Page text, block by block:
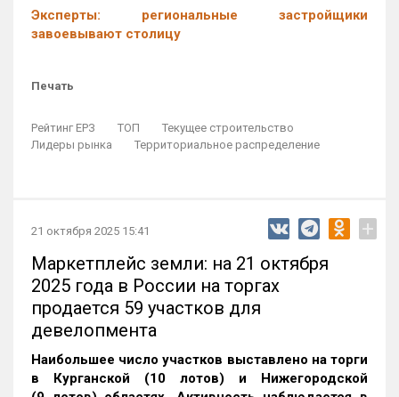
Эксперты: региональные застройщики
завоевывают столицу
Печать
Рейтинг ЕРЗ ТОП
Текущее строительство
Лидеры рынка
Территориальное распределение
21 октября 2025 15:41 +
Маркетплейс земли: на 21 октября
2025 года в России на торгах
продается 59 участков для
девелопмента
Наибольшее число участков выставлено на торги
в Курганской (10 лотов) и Нижегородской